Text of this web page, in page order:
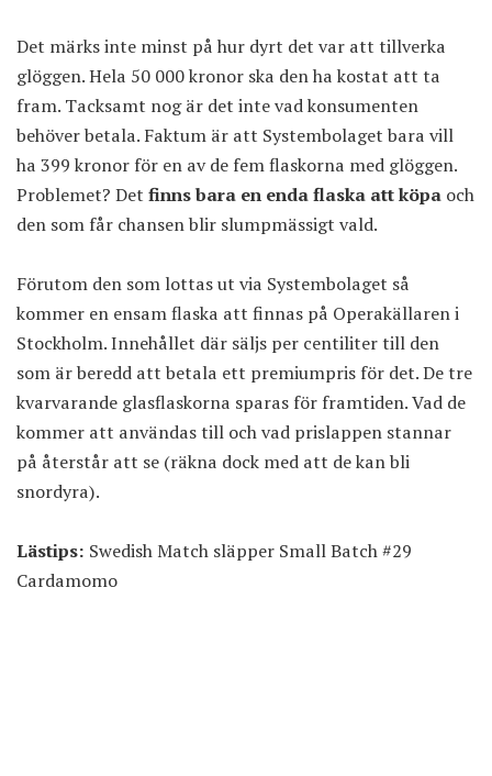
Det märks inte minst på hur dyrt det var att tillverka
glöggen. Hela 50 000 kronor ska den ha kostat att ta
fram. Tacksamt nog är det inte vad konsumenten
behöver betala. Faktum är att Systembolaget bara vill
ha 399 kronor för en av de fem flaskorna med glöggen.
Problemet? Det finns bara en enda flaska att köpa och
den som får chansen blir slumpmässigt vald.
Förutom den som lottas ut via Systembolaget så
kommer en ensam flaska att finnas på Operakällaren i
Stockholm. Innehållet där säljs per centiliter till den
som är beredd att betala ett premiumpris för det. De tre
kvarvarande glasflaskorna sparas för framtiden. Vad de
kommer att användas till och vad prislappen stannar
på återstår att se (räkna dock med att de kan bli
snordyra).
Lästips: Swedish Match släpper Small Batch #29
Cardamomo